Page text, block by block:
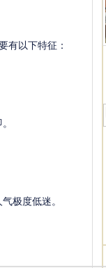
以下特征：
极度低迷。